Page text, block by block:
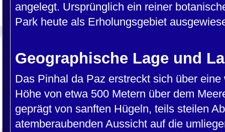
angelegt. Ursprünglich ein reiner
Park heute als Erholungsgebiet
Geographische Lage und
Das Pinhal da Paz erstreckt sich über
Höhe von etwa 500 Metern über dem
geprägt von sanften Hügeln, teils steilen
atemberaubenden Aussicht auf die